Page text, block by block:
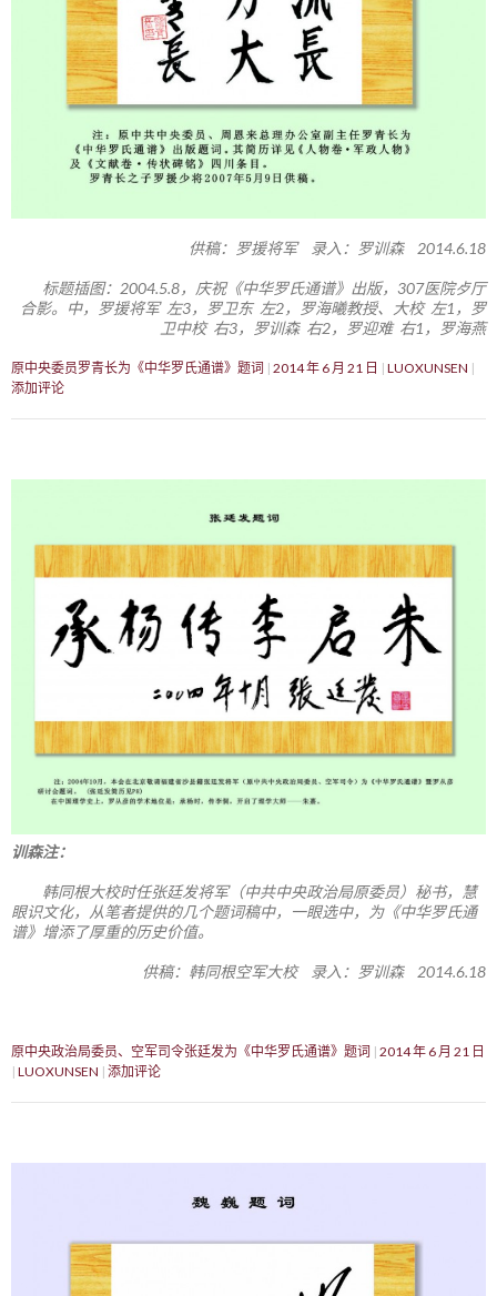
供稿：罗援将军 录入：罗训森 2014.6.18
标题插图：2004.5.8，庆祝《中华罗氏通谱》出版，307医院歺厅
合影。中，罗援将军 左3，罗卫东 左2，罗海曦教授、大校 左1，罗
卫中校 右3，罗训森 右2，罗迎难 右1，罗海燕
原中央委员罗青长为《中华罗氏通谱》题词 2014 年 6 月 21 日
LUOXUNSEN
添加评论
训森注：
韩同根大校时任张廷发将军（中共中央政治局原委员）秘书，慧
眼识文化，从笔者提供的几个题词稿中，一眼选中，为《中华罗氏通
谱》增添了厚重的历史价值。
供稿：韩同根空军大校 录入：罗训森 2014.6.18
原中央政治局委员、空军司令张廷发为《中华罗氏通谱》题词 2014 年 6 月 21 日
LUOXUNSEN 添加评论